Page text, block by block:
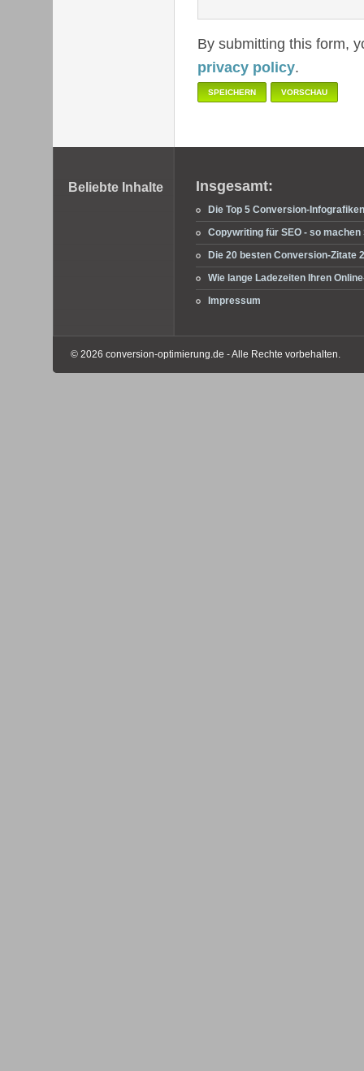
By submitting this form,
privacy policy.
Beliebte Inhalte Insgesamt:
Die Top 5 Conversion-
Copywriting für SEO - so
Die 20 besten Conversion-Zitate
Wie lange Ladezeiten Ihren
Impressum
© 2026 conversion-optimierung.de - Alle Rechte vorbehalten.